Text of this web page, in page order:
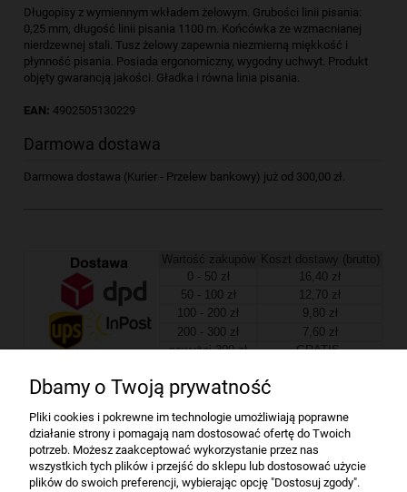
Długopisy z wymiennym wkładem żelowym. Grubości linii pisania:
0,25 mm, długość linii pisania 1100 m. Końcówka ze wzmacnianej
nierdzewnej stali. Tusz żelowy zapewnia niezmierną miękkość i
płynność pisania. Posiada ergonomiczny, wygodny uchwyt. Produkt
objęty gwarancją jakości. Gładka i równa linia pisania.
EAN: 4902505130229
Darmowa dostawa
Darmowa dostawa (Kurier - Przelew bankowy) już od 300,00 zł.
Wartość zakupów
Koszt dostawy (brutto)
0 - 50 zł
16,40 zł
50 - 100 zł
12,70 zł
100 - 200 zł
9,80 zł
200 - 300 zł
7,60 zł
powyżej 300 zł
GRATIS
Firma
Bindownice wg producentów
Niszczarki wg producentów
Dbamy o Twoją prywatność
Pliki cookies i pokrewne im technologie umożliwiają poprawne
działanie strony i pomagają nam dostosować ofertę do Twoich
potrzeb. Możesz zaakceptować wykorzystanie przez nas
wszystkich tych plików i przejść do sklepu lub dostosować użycie
plików do swoich preferencji, wybierając opcję "Dostosuj zgody".